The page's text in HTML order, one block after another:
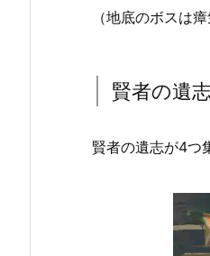
（地底のボスは
賢者の遺志
賢者の遺志が4つ